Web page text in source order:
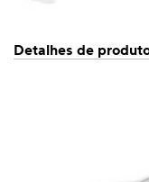
Detalhes de